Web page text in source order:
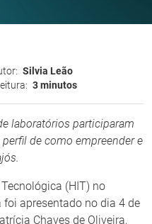
Silvia Leão
3 minutos
laboratórios participaram
de como empreender e
(HIT) no
apresentado no dia 4 de
Chaves de Oliveira,